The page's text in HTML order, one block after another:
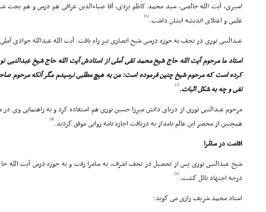
اسیرى، آیت الله خالصى، سید محمد کاظم یزدى، آقا ضیاءالدین عراقى هم درس و هم بحث شد
علمى و اعتلاى اندیشه ایشان داشت.[6]
عبدالنبى نورى در نجف به حوزه درسى شیخ انصارى نیز راه یافت. آیت الله عبدالله جوادى
استاد ما مرحوم آیت الله حاج شیخ محمد تقى آملى از استادش آیت الله حاج شیخ
کرده است که مرحوم شیخ چنین فرموده است: من به هیچ مطلبى نرسیدم مگر آنکه مرحوم
نفى و چه به شکل اثبات.[7]
مرحوم عبدالنبى نورى از دریاى دانش میرزا حسین نورى هم استفاده کرد و به راهنمایى وى
همچنین از محضر این عالم نامدار به دریافت اجازه نامه روایى موفق گردید.[8]
اقامت در سامّرا
شیخ عبدالنبى نورى پس از تحصیل در نجف اشرف، به سامرا رفت و به حوزه درس آیت الله
درجه اجتهاد نائل گشت.[9]
استاد محمد شریف رازى مى گوید: